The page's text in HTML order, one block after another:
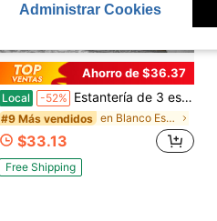
Ahorro de $36.37
Local -52% Estantería de 3 estantes con estantes ajustables, blanca
#9 Más vendidos en Blanco Estanterías para libros
$33.13
Free Shipping
Administrar Cookies